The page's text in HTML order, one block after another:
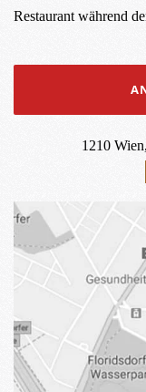
Restaurant während
1210